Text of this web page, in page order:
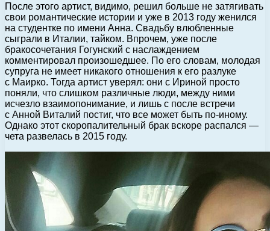
После этого артист, видимо, решил больше не затягивать
свои романтические истории и уже в 2013 году женился
на студентке по имени Анна. Свадьбу влюбленные
сыграли в Италии, тайком. Впрочем, уже после
бракосочетания Гогунский с наслаждением
комментировал произошедшее. По его словам, молодая
супруга не имеет никакого отношения к его разлуке
с Маирко. Тогда артист уверял: они с Ириной просто
поняли, что слишком различные люди, между ними
исчезло взаимопонимание, и лишь с после встречи
с Анной Виталий постиг, что все может быть по-иному.
Однако этот скоропалительный брак вскоре распался —
чета развелась в 2015 году.